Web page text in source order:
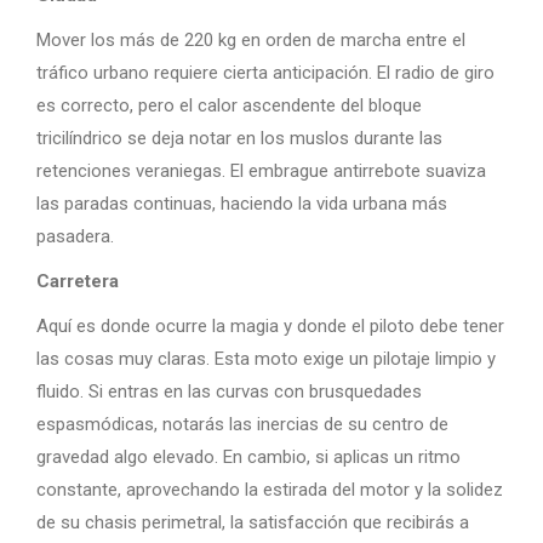
Mover los más de 220 kg en orden de marcha entre el
tráfico urbano requiere cierta anticipación. El radio de giro
es correcto, pero el calor ascendente del bloque
tricilíndrico se deja notar en los muslos durante las
retenciones veraniegas. El embrague antirrebote suaviza
las paradas continuas, haciendo la vida urbana más
pasadera.
Carretera
Aquí es donde ocurre la magia y donde el piloto debe tener
las cosas muy claras. Esta moto exige un pilotaje limpio y
fluido. Si entras en las curvas con brusquedades
espasmódicas, notarás las inercias de su centro de
gravedad algo elevado. En cambio, si aplicas un ritmo
constante, aprovechando la estirada del motor y la solidez
de su chasis perimetral, la satisfacción que recibirás a